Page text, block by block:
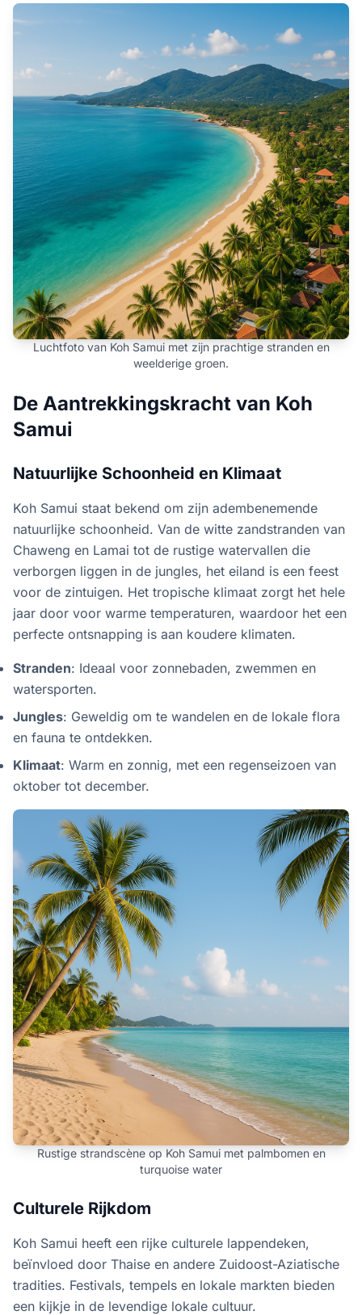
Luchtfoto van Koh Samui met zijn prachtige stranden en
weelderige groen.
De Aantrekkingskracht van Koh
Samui
Natuurlijke Schoonheid en Klimaat
Koh Samui staat bekend om zijn adembenemende
natuurlijke schoonheid. Van de witte zandstranden van
Chaweng en Lamai tot de rustige watervallen die
verborgen liggen in de jungles, het eiland is een feest
voor de zintuigen. Het tropische klimaat zorgt het hele
jaar door voor warme temperaturen, waardoor het een
perfecte ontsnapping is aan koudere klimaten.
Stranden: Ideaal voor zonnebaden, zwemmen en
watersporten.
Jungles: Geweldig om te wandelen en de lokale flora
en fauna te ontdekken.
Klimaat: Warm en zonnig, met een regenseizoen van
oktober tot december.
Rustige strandscène op Koh Samui met palmbomen en
turquoise water
Culturele Rijkdom
Koh Samui heeft een rijke culturele lappendeken,
beïnvloed door Thaise en andere Zuidoost-Aziatische
tradities. Festivals, tempels en lokale markten bieden
een kijkje in de levendige lokale cultuur.